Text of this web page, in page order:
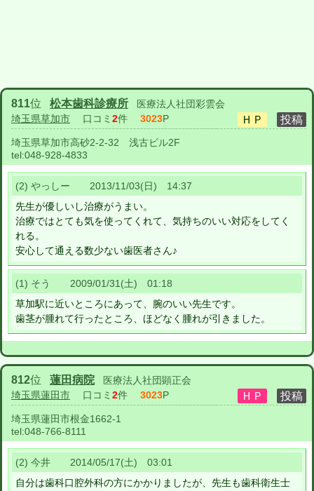
811位 松本歯科診療所
医療法人社団彩雲会
埼玉県草加市 口コミ 2件 3023P
埼玉県草加市高砂2-2-32 浅古ビル2F
tel:048-928-4833
(2) やっしー 2013/11/03(日) 14:37
先生が優しいし治療がうまい。
治療ではとても気を使ってくれて、気持ちのいい対応をしてく
れる。
安心して通える数少ない歯医者さん♪
(1) そう 2009/01/31(土) 01:18
草加駅に近いところにあって、腕のいい先生です。
歯茎が腫れて行ったところ、ほどなく腫れが引きました。
812位 蓮田病院
医療法人社団顕正会
埼玉県蓮田市 口コミ 2件 3023P
埼玉県蓮田市根金1662-1
tel:048-766-8111
(2) 今井 2014/05/17(土) 03:01
自分は歯科口腔外科の方にかかりましたが、先生も歯科衛生士